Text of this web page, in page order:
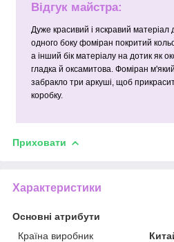
Відгук майстра:
Дуже красивий і яскравий матеріал
одного боку фоміран покритий
а інший бік матеріалу на дотик як
гладка й оксамитова. Фоміран
забракло три аркуші, щоб
коробку.
Приховати
Характеристики
Основні атрибути
Країна виробник